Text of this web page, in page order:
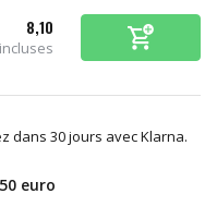
8,10
dans 30 jours avec Klarna.
euro